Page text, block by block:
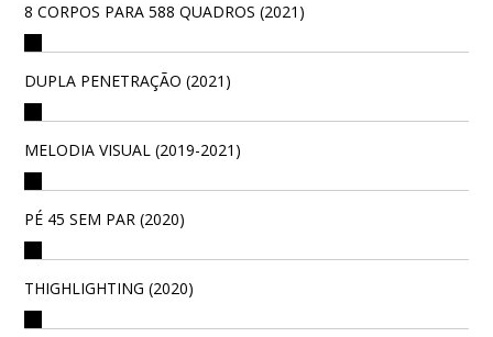
8 CORPOS PARA 588 QUADROS (2021)
DUPLA PENETRAÇÃO (2021)
MELODIA VISUAL (2019-2021)
PÉ 45 SEM PAR (2020)
THIGHLIGHTING (2020)